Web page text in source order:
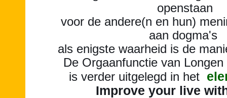
openstaan
voor de andere(n en hun)
aan dogma's
als enigste waarheid is de
De Orgaanfunctie van Longen
is verder uitgelegd in het
Improve your live